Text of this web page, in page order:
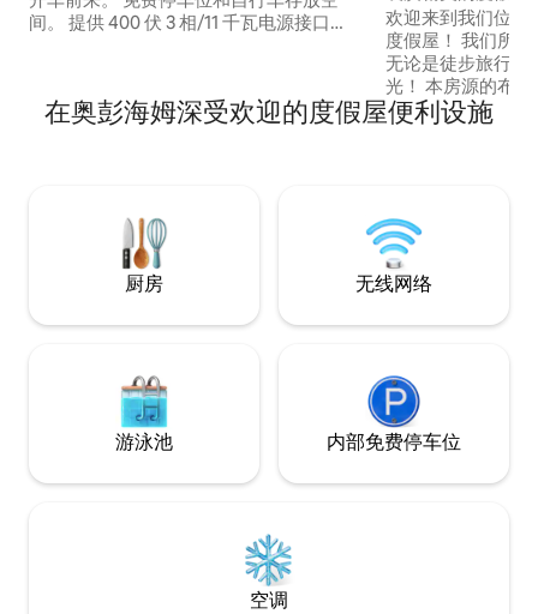
间。 提供 400 伏 3 相/11 千瓦电源接口
近法兰克福/美茵河、达姆施塔特、美因
欢迎来到我们位于
度假屋！ 我们所
无论是徒步旅行、
光！ 本房源的布置旨在让有（或没有）孩
子的家庭都能在这
近就有自行车道和
德堡也同样如此——
不向装修工人出租
在奥彭海姆深受欢迎的度假屋便利设施
厨房 无线网络
游泳池 内部免费停车位
空调